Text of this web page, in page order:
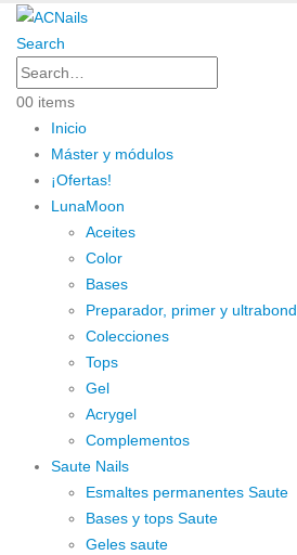
Search
00 items
Inicio
Máster y módulos
¡Ofertas!
LunaMoon
Aceites
Color
Bases
Preparador, primer y ultrabond
Colecciones
Tops
Gel
Acrygel
Complementos
Saute Nails
Esmaltes permanentes Saute
Bases y tops Saute
Geles saute